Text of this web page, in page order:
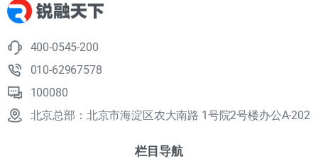
400-0545-200
010-62967578
100080
北京总部：北京市海淀区农大南路 1号院2号楼办公A-202
栏目导航